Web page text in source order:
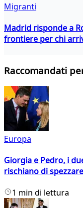
Migranti
Madrid risponde a
frontiere per chi
Raccomandati
Europa
Giorgia e Pedro, i
rischiano di
1 min di lettura